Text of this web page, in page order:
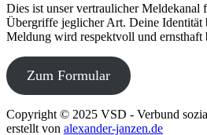
Dies ist unser vertraulicher Meldekanal
Übergriffe jeglicher Art. Deine Identität
Meldung wird respektvoll und ernsthaft
Zum Formular
Copyright © 2025 VSD - Verbund
erstellt von alexander-janzen.de